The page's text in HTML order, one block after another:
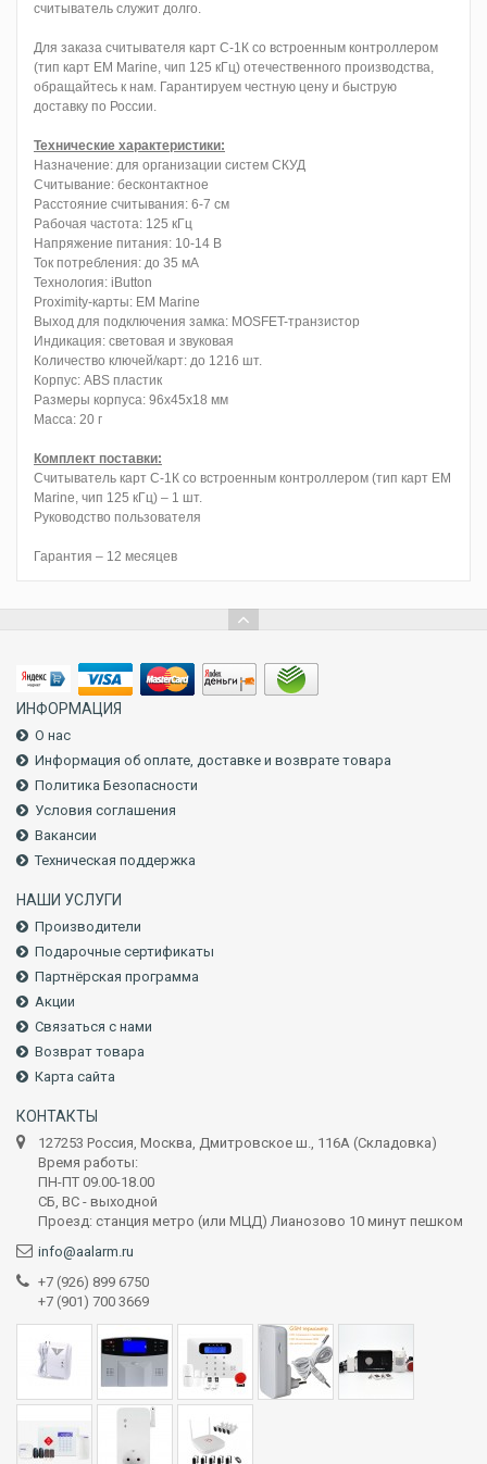
считыватель служит долго.
Для заказа считывателя карт С-1К со встроенным контроллером
(тип карт EM Marine, чип 125 кГц) отечественного производства,
обращайтесь к нам. Гарантируем честную цену и быструю
доставку по России.
Технические характеристики:
Назначение: для организации систем СКУД
Считывание: бесконтактное
Расстояние считывания: 6-7 см
Рабочая частота: 125 кГц
Напряжение питания: 10-14 В
Ток потребления: до 35 мА
Технология: iButton
Proximity-карты: EM Marine
Выход для подключения замка: MOSFET-транзистор
Индикация: световая и звуковая
Количество ключей/карт: до 1216 шт.
Корпус: ABS пластик
Размеры корпуса: 96х45х18 мм
Масса: 20 г
Комплект поставки:
Считыватель карт С-1К со встроенным контроллером (тип карт EM
Marine, чип 125 кГц) – 1 шт.
Руководство пользователя
Гарантия – 12 месяцев
ИНФОРМАЦИЯ
О нас
Информация об оплате, доставке и возврате товара
Политика Безопасности
Условия соглашения
Вакансии
Техническая поддержка
НАШИ УСЛУГИ
Производители
Подарочные сертификаты
Партнёрская программа
Акции
Связаться с нами
Возврат товара
Карта сайта
КОНТАКТЫ
127253 Россия, Москва, Дмитровское ш., 116А (Складовка)
Время работы:
ПН-ПТ 09.00-18.00
СБ, ВС - выходной
Проезд: станция метро (или МЦД) Лианозово 10 минут пешком
info@aalarm.ru
+7 (926) 899 6750
+7 (901) 700 3669